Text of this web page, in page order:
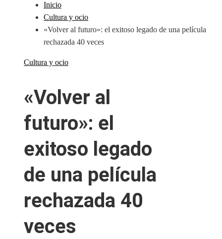
Inicio
Cultura y ocio
«Volver al futuro»: el exitoso legado de una película
rechazada 40 veces
Cultura y ocio
«Volver al
futuro»: el
exitoso legado
de una película
rechazada 40
veces